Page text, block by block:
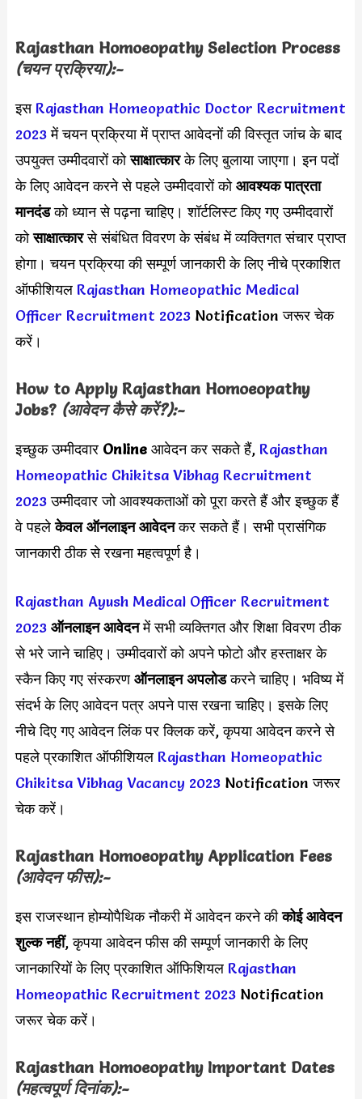
Rajasthan Homoeopathy Selection Process
(चयन प्रक्रिया):-
इस Rajasthan Homeopathic Doctor Recruitment
2023में चयन प्रक्रिया में प्राप्त आवेदनों की विस्तृत जांच के बाद
उपयुक्त उम्मीदवारों कोसाक्षात्कारके लिए बुलाया जाएगा। इन पदों
के लिए आवेदन करने से पहले उम्मीदवारों कोआवश्यक पात्रता
मानदंडको ध्यान से पढ़ना चाहिए। शॉर्टलिस्ट किए गए उम्मीदवारों
कोसाक्षात्कारसे संबंधित विवरण के संबंध में व्यक्तिगत संचार प्राप्त
होगा। चयन प्रक्रिया की सम्पूर्ण जानकारी के लिए नीचे प्रकाशित
ऑफीशियल Rajasthan Homeopathic Medical
Officer Recruitment 2023Notification जरूर चेक
करें।
How to Apply Rajasthan Homoeopathy
Jobs?(आवेदन कैसे करें?):-
इच्छुक उम्मीदवार Online आवेदन कर सकते हैं, Rajasthan
Homeopathic Chikitsa Vibhag Recruitment
2023उम्मीदवार जो आवश्यकताओं को पूरा करते हैं और इच्छुक हैं
वे पहलेकेवल ऑनलाइन आवेदनकर सकते हैं। सभी प्रासंगिक
जानकारी ठीक से रखना महत्वपूर्ण है।
Rajasthan Ayush Medical Officer Recruitment
2023 ऑनलाइन आवेदनमें सभी व्यक्तिगत और शिक्षा विवरण ठीक
से भरे जाने चाहिए। उम्मीदवारों को अपने फोटो और हस्ताक्षर के
स्कैन किए गए संस्करणऑनलाइन अपलोडकरने चाहिए। भविष्य में
संदर्भ के लिए आवेदन पत्र अपने पास रखना चाहिए। इसके लिए
नीचे दिए गए आवेदन लिंक पर क्लिक करें, कृपया आवेदन करने से
पहले प्रकाशित ऑफीशियल Rajasthan Homeopathic
Chikitsa Vibhag Vacancy 2023Notification जरूर
चेक करें।
Rajasthan Homoeopathy Application Fees
(आवेदन फीस):-
इस राजस्थान होम्योपैथिक नौकरी में आवेदन करने कीकोई आवेदन
शुल्क नहीं, कृपया आवेदन फीस की सम्पूर्ण जानकारी के लिए
जानकारियों के लिए प्रकाशित ऑफिशियल Rajasthan
Homeopathic Recruitment 2023Notification
जरूर चेक करें।
Rajasthan Homoeopathy Important Dates
(महत्वपूर्ण दिनांक):-